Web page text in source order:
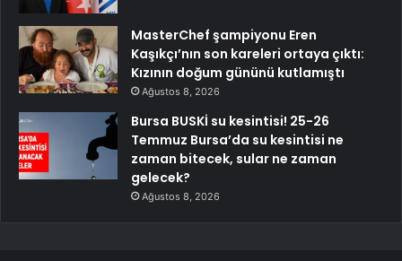
MasterChef şampiyonu Eren
Kaşıkçı’nın son kareleri ortaya çıktı:
Kızının doğum gününü kutlamıştı
Ağustos 8, 2026
Bursa BUSKİ su kesintisi! 25-26
Temmuz Bursa’da su kesintisi ne
zaman bitecek, sular ne zaman
gelecek?
Ağustos 8, 2026